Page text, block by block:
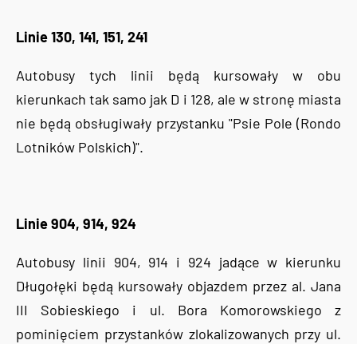
Linie 130, 141, 151, 241
Autobusy tych linii będą kursowały w obu
kierunkach tak samo jak D i 128, ale w stronę miasta
nie będą obsługiwały przystanku "Psie Pole (Rondo
Lotników Polskich)".
Linie 904, 914, 924
Autobusy linii 904, 914 i 924 jadące w kierunku
Długołęki będą kursowały objazdem przez al. Jana
III Sobieskiego i ul. Bora Komorowskiego z
pominięciem przystanków zlokalizowanych przy ul.